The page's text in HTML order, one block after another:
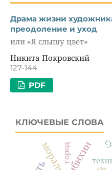
Драма жизни
преодоление и уход
или «Я слышу цвет»
Никита Покровский
127-144
PDF
КЛЮЧЕВЫЕ СЛОВА
Бибихин
моральгород